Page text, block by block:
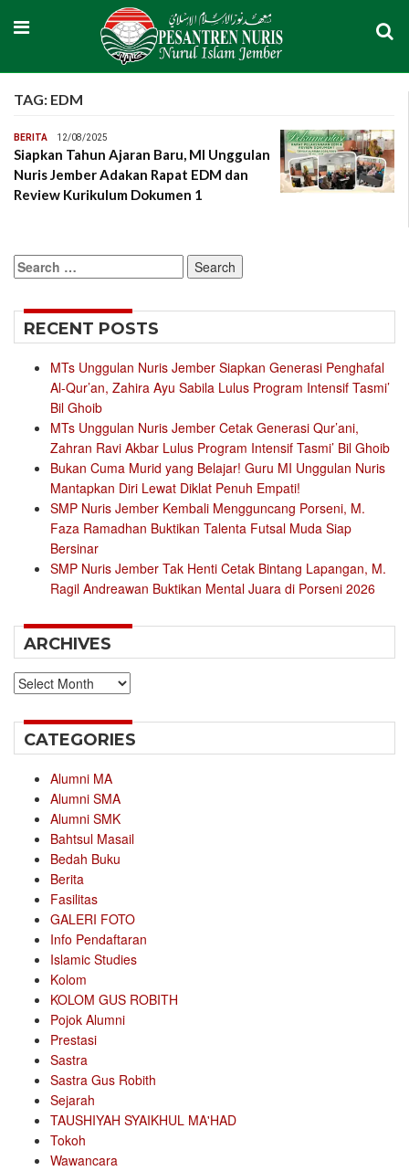
TAG: EDM
BERITA 12/08/2025
Siapkan Tahun Ajaran Baru, MI Unggulan
Nuris Jember Adakan Rapat EDM dan
Review Kurikulum Dokumen 1
Search
for:
RECENT POSTS
MTs Unggulan Nuris Jember Siapkan Generasi Penghafal
Al-Qur’an, Zahira Ayu Sabila Lulus Program Intensif Tasmi’
Bil Ghoib
MTs Unggulan Nuris Jember Cetak Generasi Qur’ani,
Zahran Ravi Akbar Lulus Program Intensif Tasmi’ Bil Ghoib
Bukan Cuma Murid yang Belajar! Guru MI Unggulan Nuris
Mantapkan Diri Lewat Diklat Penuh Empati!
SMP Nuris Jember Kembali Mengguncang Porseni, M.
Faza Ramadhan Buktikan Talenta Futsal Muda Siap
Bersinar
SMP Nuris Jember Tak Henti Cetak Bintang Lapangan, M.
Ragil Andreawan Buktikan Mental Juara di Porseni 2026
ARCHIVES
Archives
CATEGORIES
Alumni MA
Alumni SMA
Alumni SMK
Bahtsul Masail
Bedah Buku
Berita
Fasilitas
GALERI FOTO
Info Pendaftaran
Islamic Studies
Kolom
KOLOM GUS ROBITH
Pojok Alumni
Prestasi
Sastra
Sastra Gus Robith
Sejarah
TAUSHIYAH SYAIKHUL MA'HAD
Tokoh
Wawancara